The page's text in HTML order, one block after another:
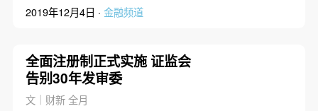
2019年12月4日 · 金融频道
全面注册制正式实施 证监会
告别30年发审委
文｜财新 全月